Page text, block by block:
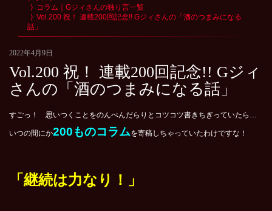
コラム｜Gジィさんの独り言一覧
Vol.200 祝！ 連載200回記念!! Gジィさんの「酒のつまみになる
話」
2022年4月9日
Vol.200 祝！ 連載200回記念!! Gジィ
さんの「酒のつまみになる話」
すごっ！ 思いつくことをのんべんだらりとコツコツ書きちぎっていたら…
いつの間にか200ものコラムを寄稿しちゃっていたわけですな！
「継続は力なり！」